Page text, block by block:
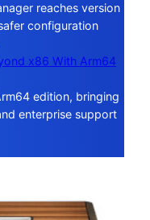
reaches version
configuration
x86 With Arm64
edition, bringing
enterprise support